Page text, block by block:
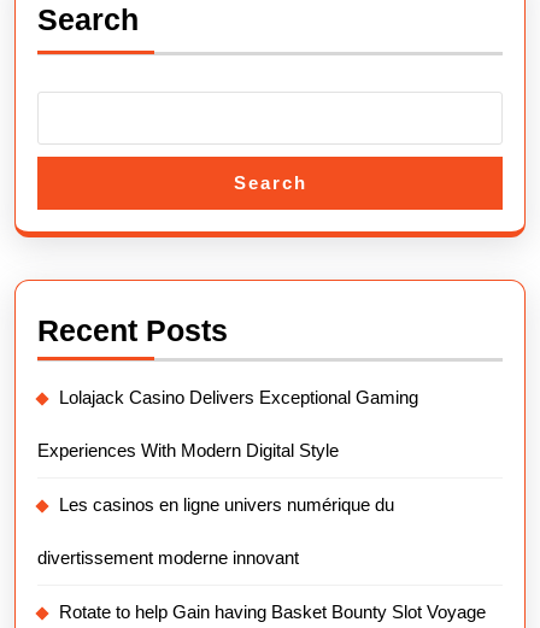
Search
Search
Recent Posts
Lolajack Casino Delivers Exceptional Gaming
Experiences With Modern Digital Style
Les casinos en ligne univers numérique du
divertissement moderne innovant
Rotate to help Gain having Basket Bounty Slot Voyage